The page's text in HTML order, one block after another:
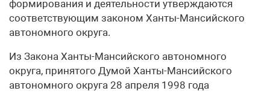
формирования и деятельности утверждаются
соответствующим законом Ханты-Мансийского
автономного округа.
Из Закона Ханты-Мансийского автономного
округа, принятого Думой Ханты-Мансийского
автономного округа 28 апреля 1998 года